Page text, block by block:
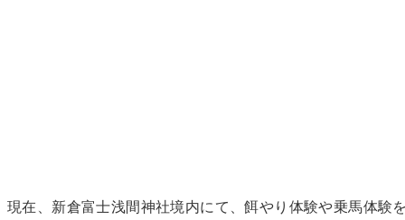
現在、新倉富士浅間神社境内にて、餌やり体験や乗馬体験